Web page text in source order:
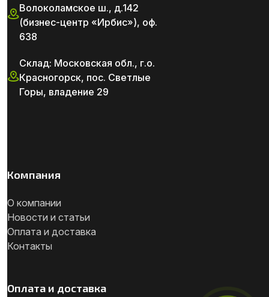
Волоколамское ш., д.142
(бизнес-центр «Ирбис»), оф.
638
Склад: Московская обл., г.о.
Красногорск, пос. Светлые
Горы, владение 29
Компания
О компании
Новости и статьи
Оплата и доставка
Контакты
Оплата и доставка